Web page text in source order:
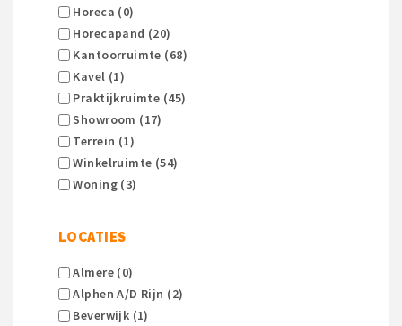
Horeca (0)
Horecapand (20)
Kantoorruimte (68)
Kavel (1)
Praktijkruimte (45)
Showroom (17)
Terrein (1)
Winkelruimte (54)
Woning (3)
LOCATIES
Almere (0)
Alphen A/d Rijn (2)
Beverwijk (1)